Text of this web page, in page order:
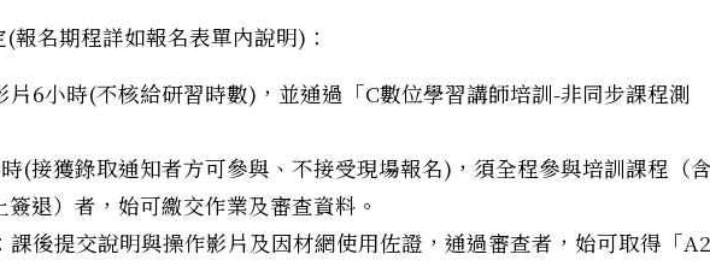
報名期程詳如報名表單內說明)：
片6小時(不核給研習時數)，並通過「C數位學習講師培訓-非同步課程測
(接獲錄取通知者方可參與、不接受現場報名)，須全程參與培訓課程（
退）者，始可繳交作業及審查資料。
課後提交說明與操作影片及因材網使用佐證，通過審查者，始可取得「A2